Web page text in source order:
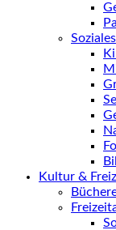
Soziales
Kultur &